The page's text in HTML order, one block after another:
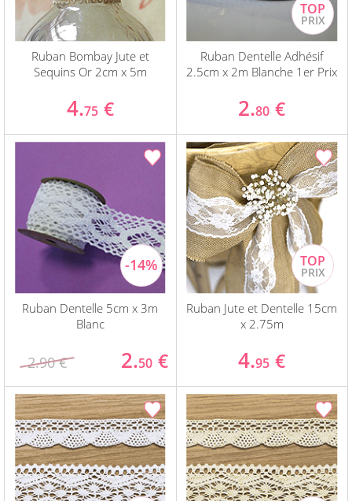
Ruban Bombay Jute et
Sequins Or 2cm x 5m
4.75 €
Ruban Dentelle Adhésif
2.5cm x 2m Blanche 1er Prix
2.80 €
Ruban Dentelle 5cm x 3m
Blanc
2.90 € 2.50 €
Ruban Jute et Dentelle 15cm
x 2.75m
4.95 €